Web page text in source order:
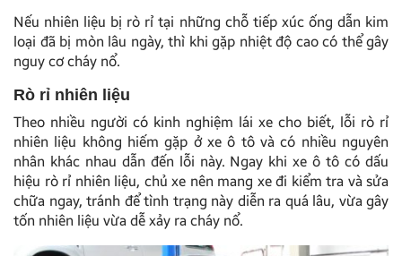
Nếu nhiên liệu bị rò rỉ tại những chỗ tiếp xúc ống dẫn kim
loại đã bị mòn lâu ngày, thì khi gặp nhiệt độ cao có thể gây
nguy cơ cháy nổ.
Rò rỉ nhiên liệu
Theo nhiều người có kinh nghiệm lái xe cho biết, lỗi rò rỉ
nhiên liệu không hiếm gặp ở xe ô tô và có nhiều nguyên
nhân khác nhau dẫn đến lỗi này. Ngay khi xe ô tô có dấu
hiệu rò rỉ nhiên liệu, chủ xe nên mang xe đi kiểm tra và sửa
chữa ngay, tránh để tình trạng này diễn ra quá lâu, vừa gây
tốn nhiên liệu vừa dễ xảy ra cháy nổ.